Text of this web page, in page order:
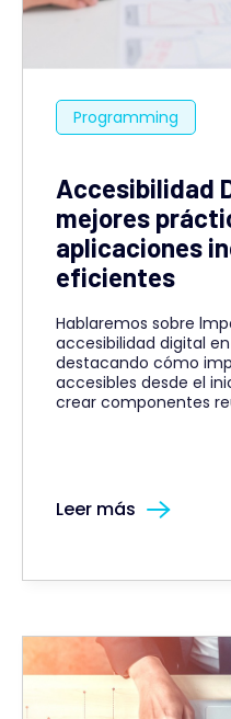
Programming
Accesibilidad
mejores
aplicaciones
eficientes
Hablaremos sobre
accesibilidad digital
destacando cómo
accesibles desde el
crear componentes
Leer más